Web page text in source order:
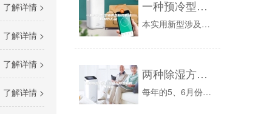
了解详情 >
了解详情 >
了解详情 >
了解详情 >
一种预冷型溶液调湿新风机组的制作方法
本实用新型涉及一种溶液式空气处理装置，尤其是涉及一种预冷型溶液调湿新风机组。背景技术：人类至少70％以上的时间在室内度过，但是室内空气污染物...
两种除湿方式：空调与除湿机的不同点
每年的5、6月份是雨水开始多大季节，空气的湿度非常大，这对于家中的家电不但潜伏了每年的5、6月份是雨水开始多大季节，空气的湿度非常大，这对于...